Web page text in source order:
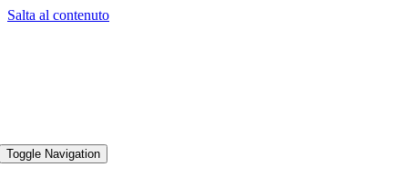
Salta al contenuto
Toggle Navigation